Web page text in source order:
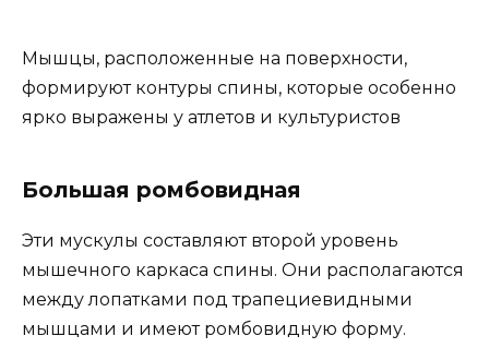
Мышцы, расположенные на поверхности,
формируют контуры спины, которые особенно
ярко выражены у атлетов и культуристов
Большая ромбовидная
Эти мускулы составляют второй уровень
мышечного каркаса спины. Они располагаются
между лопатками под трапециевидными
мышцами и имеют ромбовидную форму.